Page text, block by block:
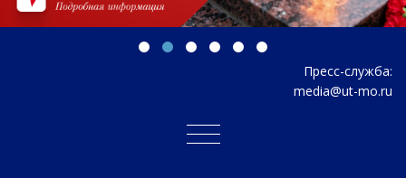
Пресс-служба:
media@ut-mo.ru